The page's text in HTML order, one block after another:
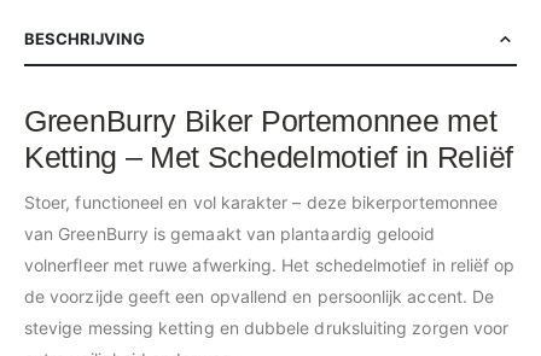
BESCHRIJVING
GreenBurry Biker Portemonnee met
Ketting – Met Schedelmotief in Reliëf
Stoer, functioneel en vol karakter – deze bikerportemonnee
van GreenBurry is gemaakt van plantaardig gelooid
volnerfleer met ruwe afwerking. Het schedelmotief in reliëf op
de voorzijde geeft een opvallend en persoonlijk accent. De
stevige messing ketting en dubbele druksluiting zorgen voor